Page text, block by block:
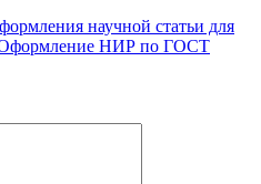
научной статьи для
НИР по ГОСТ